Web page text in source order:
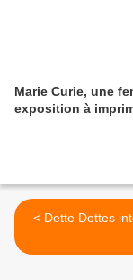
Marie Curie, une
exposition à
< Dette Dettes